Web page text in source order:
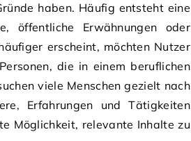
haben. Häufig entsteht eine
öffentliche Erwähnungen oder
erscheint, möchten Nutzer
die in einem beruflichen
viele Menschen gezielt nach
Erfahrungen und Tätigkeiten
Möglichkeit, relevante Inhalte zu